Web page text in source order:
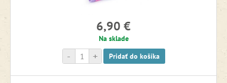
6,90 €
Na sklade
+
- Pridať do košíka